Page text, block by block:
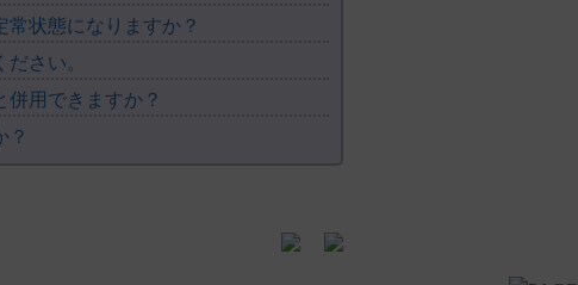
状態になりますか？
さい。
用できますか？
？